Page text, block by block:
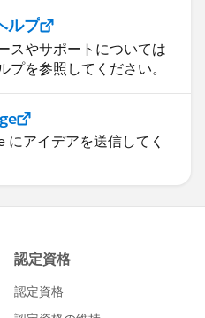
ルプ
スやサポートについては
プを参照してください。
アイデアを送信してく